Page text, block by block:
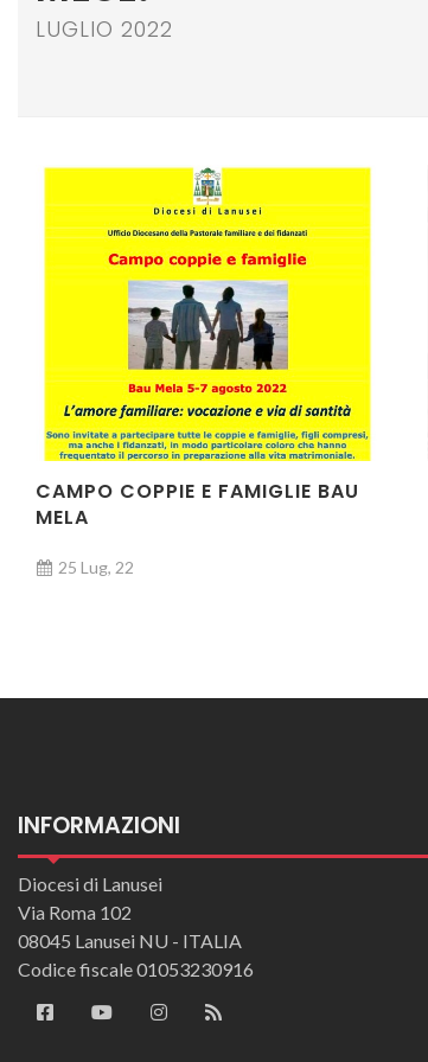
LUGLIO 2022
CAMPO COPPIE E FAMIGLIE BAU
MELA
25 Lug, 22
INFORMAZIONI
Diocesi di Lanusei
Via Roma 102
08045 Lanusei NU - ITALIA
Codice fiscale 01053230916